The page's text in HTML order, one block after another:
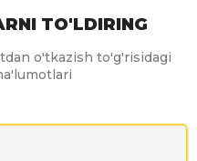
TO'LDIRING
o'tkazish to'g'risidagi